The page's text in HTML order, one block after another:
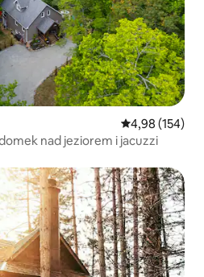
Średnia
4,98 (154)
nad jeziorem i jacuzzi